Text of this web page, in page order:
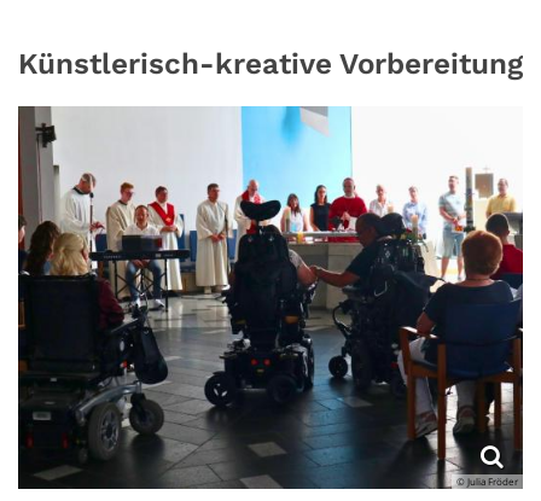
Künstlerisch-kreative Vorbereitung
© Julia Fröder